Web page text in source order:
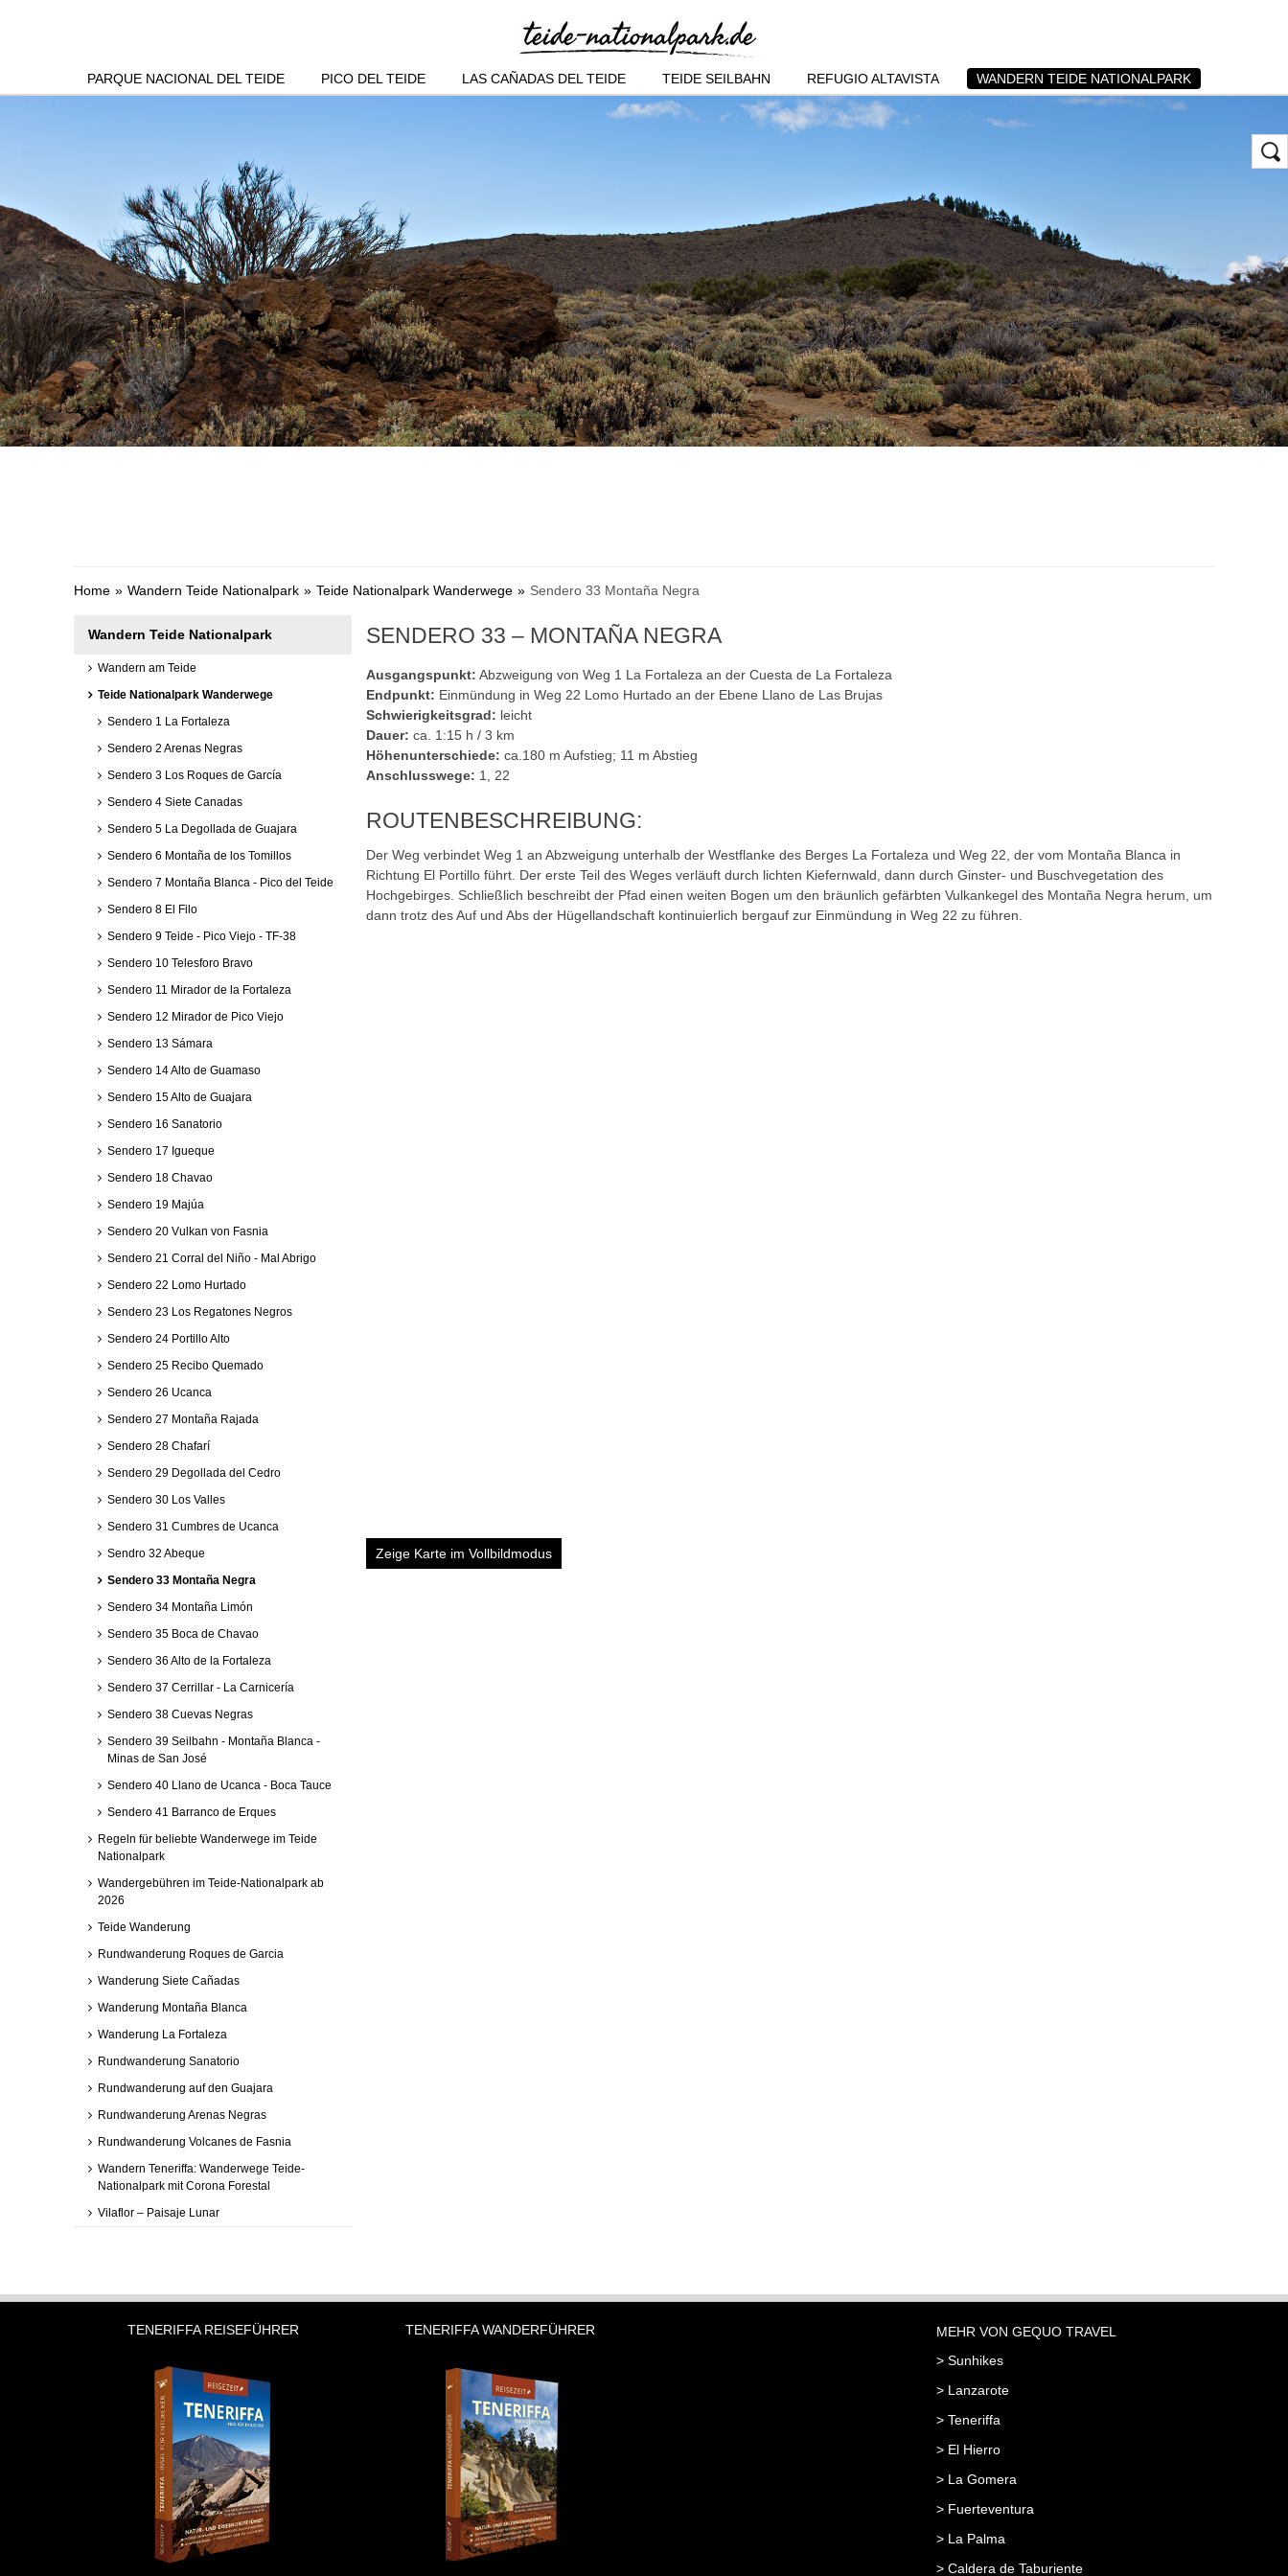
PARQUE NACIONAL DEL TEIDE PICO DEL TEIDE LAS CAÑADAS DEL TEIDE TEIDE SEILBAHN REFUGIO ALTAVISTA WANDERN TEIDE NATIONALPARK
Home Wandern Teide Nationalpark Teide Nationalpark Wanderwege Sendero 33 Montaña Negra
Wandern Teide Nationalpark
Wandern am Teide
Teide Nationalpark Wanderwege
Sendero 1 La Fortaleza
Sendero 2 Arenas Negras
Sendero 3 Los Roques de García
Sendero 4 Siete Canadas
Sendero 5 La Degollada de Guajara
Sendero 6 Montaña de los Tomillos
Sendero 7 Montaña Blanca - Pico del Teide
Sendero 8 El Filo
Sendero 9 Teide - Pico Viejo - TF-38
Sendero 10 Telesforo Bravo
Sendero 11 Mirador de la Fortaleza
Sendero 12 Mirador de Pico Viejo
Sendero 13 Sámara
Sendero 14 Alto de Guamaso
Sendero 15 Alto de Guajara
Sendero 16 Sanatorio
Sendero 17 Igueque
Sendero 18 Chavao
Sendero 19 Majúa
Sendero 20 Vulkan von Fasnia
Sendero 21 Corral del Niño - Mal Abrigo
Sendero 22 Lomo Hurtado
Sendero 23 Los Regatones Negros
Sendero 24 Portillo Alto
Sendero 25 Recibo Quemado
Sendero 26 Ucanca
Sendero 27 Montaña Rajada
Sendero 28 Chafarí
Sendero 29 Degollada del Cedro
Sendero 30 Los Valles
Sendero 31 Cumbres de Ucanca
Sendro 32 Abeque
Sendero 33 Montaña Negra
Sendero 34 Montaña Limón
Sendero 35 Boca de Chavao
Sendero 36 Alto de la Fortaleza
Sendero 37 Cerrillar - La Carnicería
Sendero 38 Cuevas Negras
Sendero 39 Seilbahn - Montaña Blanca -
Minas de San José
Sendero 40 Llano de Ucanca - Boca Tauce
Sendero 41 Barranco de Erques
Regeln für beliebte Wanderwege im Teide
Nationalpark
Wandergebühren im Teide-Nationalpark ab
2026
Teide Wanderung
Rundwanderung Roques de Garcia
Wanderung Siete Cañadas
Wanderung Montaña Blanca
Wanderung La Fortaleza
Rundwanderung Sanatorio
Rundwanderung auf den Guajara
Rundwanderung Arenas Negras
Rundwanderung Volcanes de Fasnia
Wandern Teneriffa: Wanderwege Teide-
Nationalpark mit Corona Forestal
Vilaflor – Paisaje Lunar
SENDERO 33 – MONTAÑA NEGRA
Ausgangspunkt: Abzweigung von Weg 1 La Fortaleza an der Cuesta de La Fortaleza
Endpunkt: Einmündung in Weg 22 Lomo Hurtado an der Ebene Llano de Las Brujas
Schwierigkeitsgrad: leicht
Dauer: ca. 1:15 h / 3 km
Höhenunterschiede: ca.180 m Aufstieg; 11 m Abstieg
Anschlusswege: 1, 22
ROUTENBESCHREIBUNG:
Der Weg verbindet Weg 1 an Abzweigung unterhalb der Westflanke des Berges La Fortaleza und Weg 22, der vom Montaña Blanca in
Richtung El Portillo führt. Der erste Teil des Weges verläuft durch lichten Kiefernwald, dann durch Ginster- und Buschvegetation des
Hochgebirges. Schließlich beschreibt der Pfad einen weiten Bogen um den bräunlich gefärbten Vulkankegel des Montaña Negra herum, um
dann trotz des Auf und Abs der Hügellandschaft kontinuierlich bergauf zur Einmündung in Weg 22 zu führen.
Zeige Karte im Vollbildmodus
TENERIFFA REISEFÜHRER TENERIFFA WANDERFÜHRER
MEHR VON GEQUO TRAVEL
> Sunhikes
> Lanzarote
> Teneriffa
> El Hierro
> La Gomera
> Fuerteventura
> La Palma
> Caldera de Taburiente